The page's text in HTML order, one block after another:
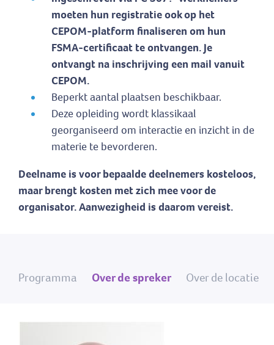
moeten hun registratie ook op het
CEPOM-platform finaliseren om hun
FSMA-certificaat te ontvangen. Je
ontvangt na inschrijving een mail vanuit
CEPOM.
Beperkt aantal plaatsen beschikbaar.
Deze opleiding wordt klassikaal
georganiseerd om interactie en inzicht in de
materie te bevorderen.
Deelname is voor bepaalde deelnemers kosteloos,
maar brengt kosten met zich mee voor de
organisator. Aanwezigheid is daarom vereist.
Programma Over de spreker Over de locatie